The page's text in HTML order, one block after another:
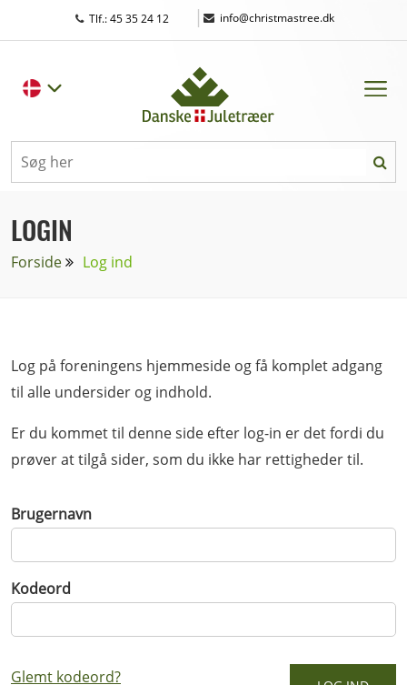
Tlf.: 45 35 24 12 | info@christmastree.dk
LOGIN
Forside Log ind
Log på foreningens hjemmeside og få komplet adgang
til alle undersider og indhold.
Er du kommet til denne side efter log-in er det fordi du
prøver at tilgå sider, som du ikke har rettigheder til.
Brugernavn
Kodeord
Glemt kodeord?